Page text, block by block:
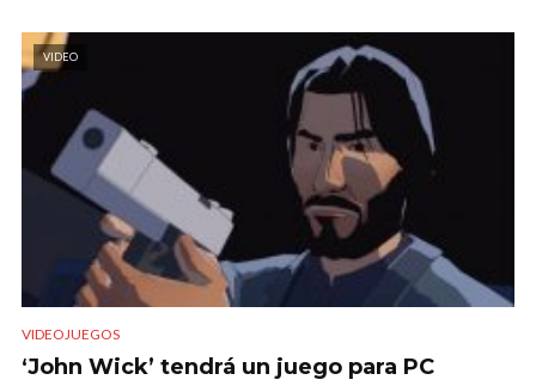
VIDEO
VIDEOJUEGOS
‘John Wick’ tendrá un juego para PC